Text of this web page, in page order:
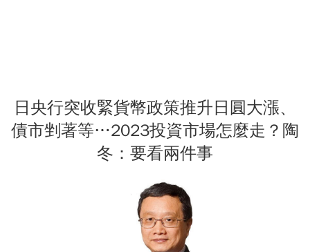
日央行突收緊貨幣政策推升日圓大漲、
債市剉著等…2023投資市場怎麼走？陶
冬：要看兩件事